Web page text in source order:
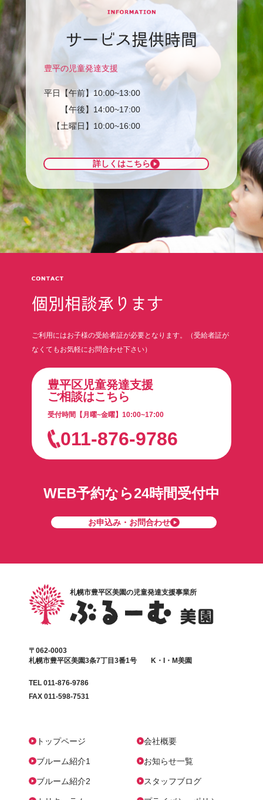
サービス提供時間
豊平の児童発達支援
平日【午前】10:00~13:00
【午後】14:00~17:00
【土曜日】10:00~16:00
詳しくはこちら
個別相談承ります
ご利用にはお子様の受給者証が必要となります。（受給者証が
なくてもお気軽にお問合わせ下さい）
豊平区児童発達支援
ご相談はこちら
受付時間【月曜~金曜】10:00~17:00
011-876-9786
WEB予約なら24時間受付中
お申込み・お問合わせ
札幌市豊平区美園の児童発達支援事業所
〒062-0003
札幌市豊平区美園3条7丁目3番1号 K・I・M美園
TEL 011-876-9786
FAX 011-598-7531
トップページ
ブルーム紹介1
ブルーム紹介2
会社概要
お知らせ一覧
スタッフブログ